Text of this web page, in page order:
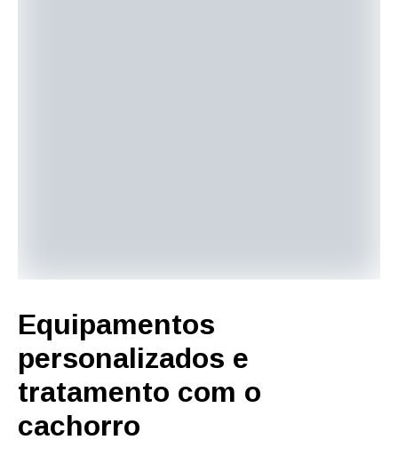
Equipamentos
personalizados e
tratamento com o
cachorro